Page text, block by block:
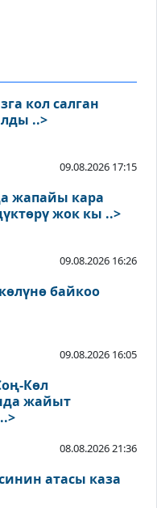
кол салган
..>
09.08.2026 17:15
жапайы кара
жок кы ..>
09.08.2026 16:26
байкоо
09.08.2026 16:05
Көл
жайыт
08.08.2026 21:36
атасы каза